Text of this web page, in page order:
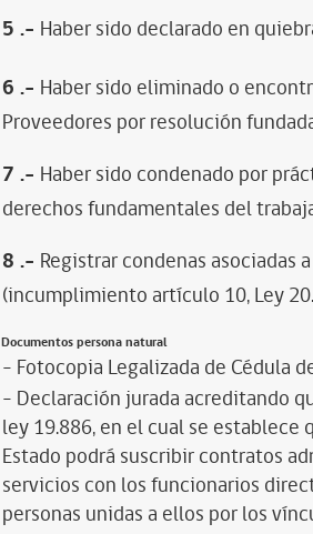
5 .- Haber sido declarado en
6 .- Haber sido eliminado o
Proveedores por resolución
7 .- Haber sido condenado por
derechos fundamentales del
8 .- Registrar condenas asociadas
(incumplimiento artículo 10, Ley
Documentos persona natural
- Fotocopia Legalizada de Cédula
- Declaración jurada acreditando
ley 19.886, en el cual se
Estado podrá suscribir contratos
servicios con los funcionarios
personas unidas a ellos por los